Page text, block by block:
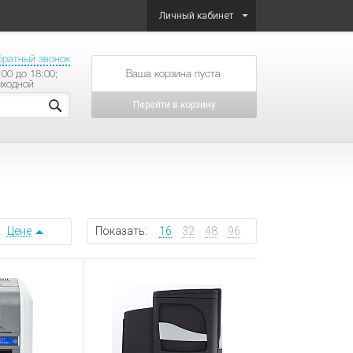
Личный кабинет
звонок
до 18:00;
товаров на сумму
Перейти в корзину
Показать: 16 32 48 96
Цене